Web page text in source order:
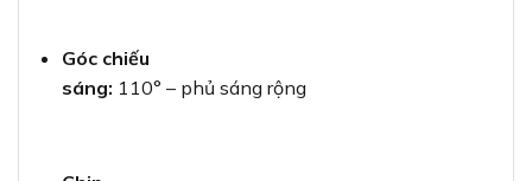
Góc chiếu
sáng: 110° – phủ sáng rộng